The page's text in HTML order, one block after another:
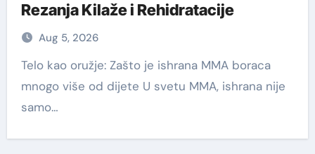
Rezanja Kilaže i Rehidratacije
Aug 5, 2026
Telo kao oružje: Zašto je ishrana MMA boraca
mnogo više od dijete U svetu MMA, ishrana nije
samo…